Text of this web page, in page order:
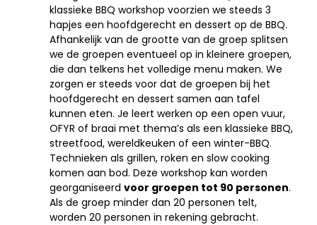
klassieke BBQ workshop voorzien we steeds 3
hapjes een hoofdgerecht en dessert op de BBQ.
Afhankelijk van de grootte van de groep splitsen
we de groepen eventueel op in kleinere groepen,
die dan telkens het volledige menu maken. We
zorgen er steeds voor dat de groepen bij het
hoofdgerecht en dessert samen aan tafel
kunnen eten. Je leert werken op een open vuur,
OFYR of braai met thema’s als een klassieke BBQ,
streetfood, wereldkeuken of een winter-BBQ.
Technieken als grillen, roken en slow cooking
komen aan bod. Deze workshop kan worden
georganiseerd voor groepen tot 90 personen.
Als de groep minder dan 20 personen telt,
worden 20 personen in rekening gebracht.